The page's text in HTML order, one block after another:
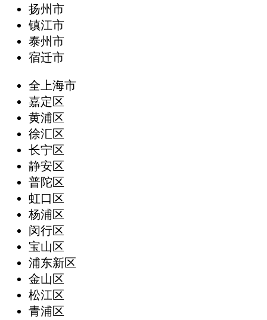
扬州市
镇江市
泰州市
宿迁市
全上海市
嘉定区
黄浦区
徐汇区
长宁区
静安区
普陀区
虹口区
杨浦区
闵行区
宝山区
浦东新区
金山区
松江区
青浦区